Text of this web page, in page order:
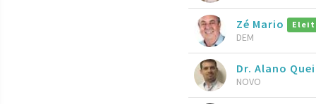
Zé Mario
DEM
Dr. Alano
NOVO